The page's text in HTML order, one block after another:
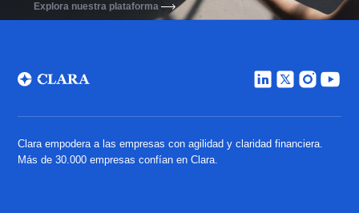
Explora nuestra plataforma
Clara empodera a las empresas con agilidad y claridad financiera.
Más de 30.000 empresas confían en Clara.